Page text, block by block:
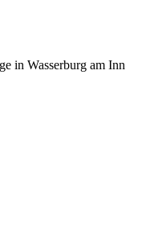
in Wasserburg am Inn